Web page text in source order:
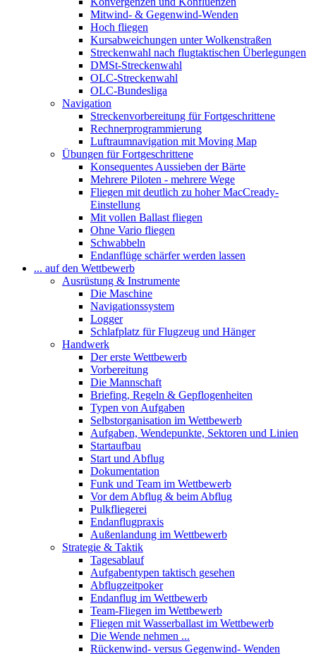
Mitwind- & Gegenwind-Wenden
Hoch fliegen
Kursabweichungen unter Wolkenstraßen
Streckenwahl nach flugtaktischen Überlegungen
DMSt-Streckenwahl
OLC-Streckenwahl
OLC-Bundesliga
Navigation
Streckenvorbereitung für Fortgeschrittene
Rechnerprogrammierung
Luftraumnavigation mit Moving Map
Übungen für Fortgeschrittene
Konsequentes Aussieben der Bärte
Mehrere Piloten - mehrere Wege
Fliegen mit deutlich zu hoher MacCready-
Einstellung
Mit vollen Ballast fliegen
Ohne Vario fliegen
Schwabbeln
Endanflüge schärfer werden lassen
... auf den Wettbewerb
Ausrüstung & Instrumente
Die Maschine
Navigationssystem
Logger
Schlafplatz für Flugzeug und Hänger
Handwerk
Der erste Wettbewerb
Vorbereitung
Die Mannschaft
Briefing, Regeln & Gepflogenheiten
Typen von Aufgaben
Selbstorganisation im Wettbewerb
Aufgaben, Wendepunkte, Sektoren und Linien
Startaufbau
Start und Abflug
Dokumentation
Funk und Team im Wettbewerb
Vor dem Abflug & beim Abflug
Pulkfliegerei
Endanflugpraxis
Außenlandung im Wettbewerb
Strategie & Taktik
Tagesablauf
Aufgabentypen taktisch gesehen
Abflugzeitpoker
Endanflug im Wettbewerb
Team-Fliegen im Wettbewerb
Fliegen mit Wasserballast im Wettbewerb
Die Wende nehmen ...
Rückenwind- versus Gegenwind- Wenden